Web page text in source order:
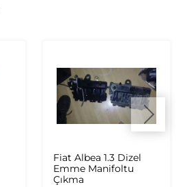
Fiat Albea 1.3 Dizel
Emme Manifoltu
Çıkma